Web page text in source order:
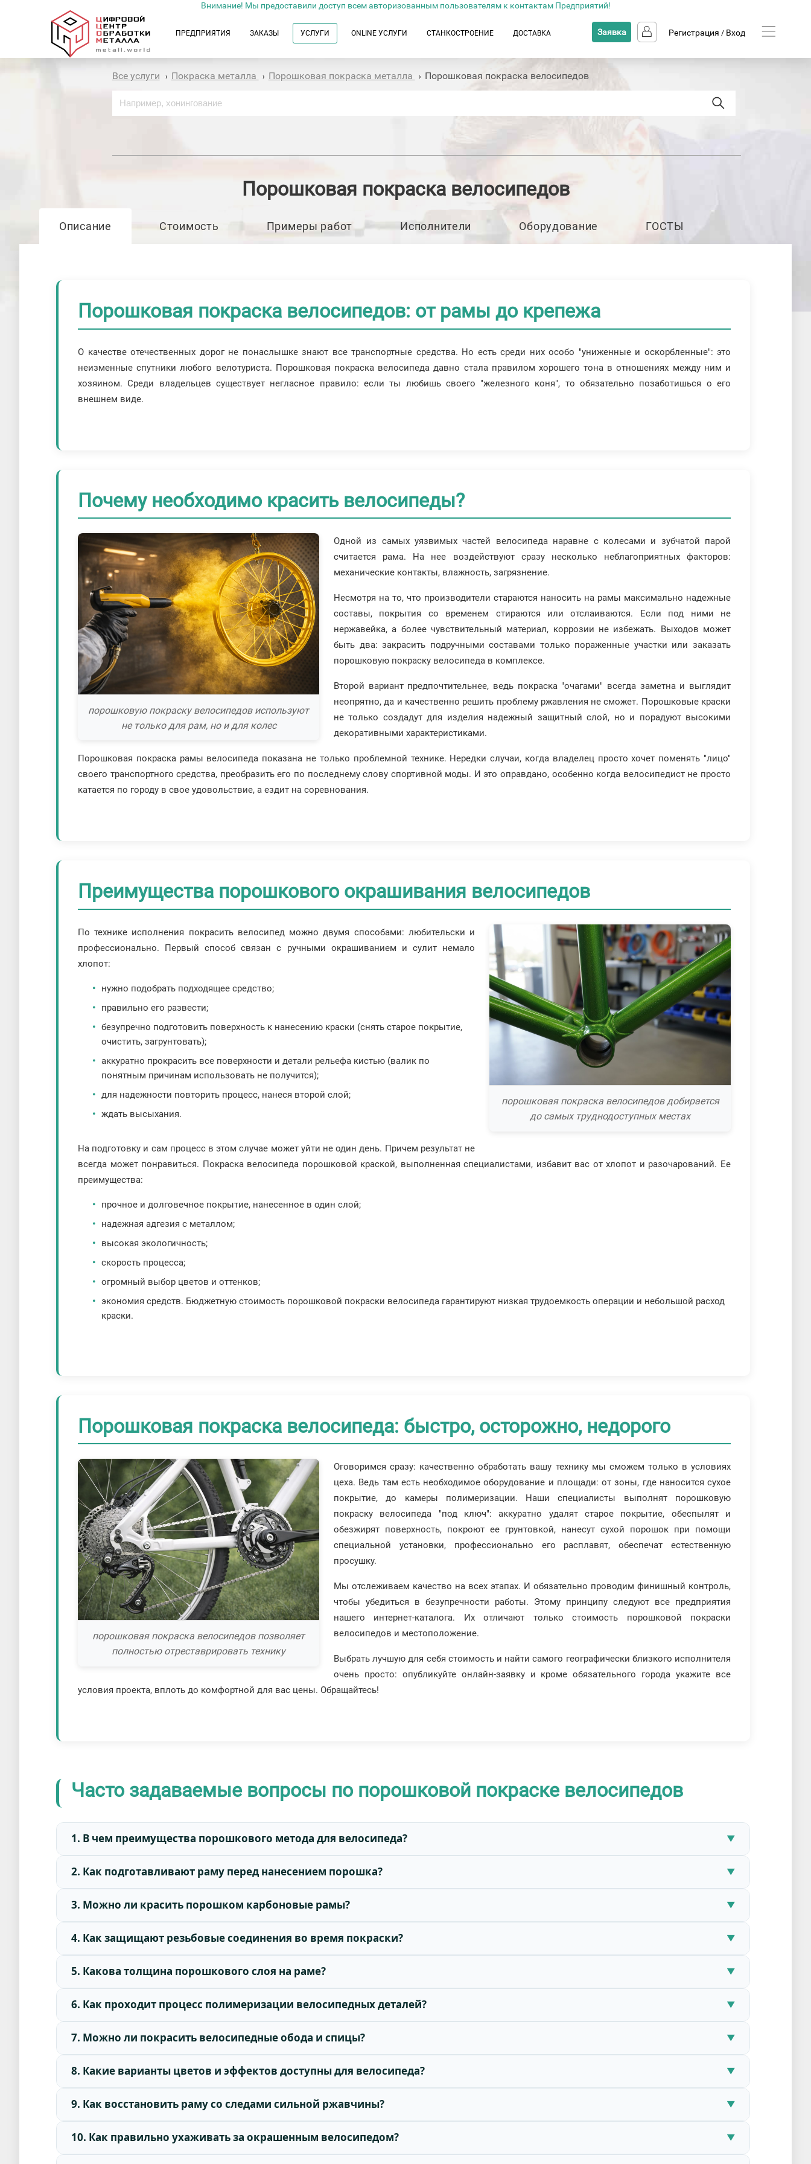
Внимание! Мы предоставили доступ всем авторизованным пользователям к контактам Предприятий!
ПРЕДПРИЯТИЯ ЗАКАЗЫ УСЛУГИ ONLINE УСЛУГИ СТАНКОСТРОЕНИЕ ДОСТАВКА Заявка Регистрация / Вход
Все услуги › Покраска металла › Порошковая покраска металла › Порошковая покраска велосипедов
Порошковая покраска велосипедов
Описание Стоимость Примеры работ Исполнители Оборудование ГОСТЫ
Порошковая покраска велосипедов: от рамы до крепежа
О качестве отечественных дорог не понаслышке знают все транспортные средства. Но есть среди них особо "униженные и оскорбленные": это
неизменные спутники любого велотуриста. Порошковая покраска велосипеда давно стала правилом хорошего тона в отношениях между ним и
хозяином. Среди владельцев существует негласное правило: если ты любишь своего "железного коня", то обязательно позаботишься о его
внешнем виде.
Почему необходимо красить велосипеды?
порошковую покраску велосипедов используют
не только для рам, но и для колес
Одной из самых уязвимых частей велосипеда наравне с колесами и зубчатой парой
считается рама. На нее воздействуют сразу несколько неблагоприятных факторов:
механические контакты, влажность, загрязнение.
Несмотря на то, что производители стараются наносить на рамы максимально надежные
составы, покрытия со временем стираются или отслаиваются. Если под ними не
нержавейка, а более чувствительный материал, коррозии не избежать. Выходов может
быть два: закрасить подручными составами только пораженные участки или заказать
порошковую покраску велосипеда в комплексе.
Второй вариант предпочтительнее, ведь покраска "очагами" всегда заметна и выглядит
неопрятно, да и качественно решить проблему ржавления не сможет. Порошковые краски
не только создадут для изделия надежный защитный слой, но и порадуют высокими
декоративными характеристиками.
Порошковая покраска рамы велосипеда показана не только проблемной технике. Нередки случаи, когда владелец просто хочет поменять "лицо"
своего транспортного средства, преобразить его по последнему слову спортивной моды. И это оправдано, особенно когда велосипедист не просто
катается по городу в свое удовольствие, а ездит на соревнования.
Преимущества порошкового окрашивания велосипедов
порошковая покраска велосипедов добирается
до самых труднодоступных местах
По технике исполнения покрасить велосипед можно двумя способами: любительски и
профессионально. Первый способ связан с ручными окрашиванием и сулит немало
хлопот:
нужно подобрать подходящее средство;
правильно его развести;
безупречно подготовить поверхность к нанесению краски (снять старое покрытие,
очистить, загрунтовать);
аккуратно прокрасить все поверхности и детали рельефа кистью (валик по
понятным причинам использовать не получится);
для надежности повторить процесс, нанеся второй слой;
ждать высыхания.
На подготовку и сам процесс в этом случае может уйти не один день. Причем результат не
всегда может понравиться. Покраска велосипеда порошковой краской, выполненная специалистами, избавит вас от хлопот и разочарований. Ее
преимущества:
прочное и долговечное покрытие, нанесенное в один слой;
надежная адгезия с металлом;
высокая экологичность;
скорость процесса;
огромный выбор цветов и оттенков;
экономия средств. Бюджетную стоимость порошковой покраски велосипеда гарантируют низкая трудоемкость операции и небольшой расход
краски.
Порошковая покраска велосипеда: быстро, осторожно, недорого
порошковая покраска велосипедов позволяет
полностью отреставрировать технику
Оговоримся сразу: качественно обработать вашу технику мы сможем только в условиях
цеха. Ведь там есть необходимое оборудование и площади: от зоны, где наносится сухое
покрытие, до камеры полимеризации. Наши специалисты выполнят порошковую
покраску велосипеда "под ключ": аккуратно удалят старое покрытие, обеспылят и
обезжирят поверхность, покроют ее грунтовкой, нанесут сухой порошок при помощи
специальной установки, профессионально его расплавят, обеспечат естественную
просушку.
Мы отслеживаем качество на всех этапах. И обязательно проводим финишный контроль,
чтобы убедиться в безупречности работы. Этому принципу следуют все предприятия
нашего интернет-каталога. Их отличают только стоимость порошковой покраски
велосипедов и местоположение.
Выбрать лучшую для себя стоимость и найти самого географически близкого исполнителя
очень просто: опубликуйте онлайн-заявку и кроме обязательного города укажите все
условия проекта, вплоть до комфортной для вас цены. Обращайтесь!
Часто задаваемые вопросы по порошковой покраске велосипедов
1. В чем преимущества порошкового метода для велосипеда?
2. Как подготавливают раму перед нанесением порошка?
3. Можно ли красить порошком карбоновые рамы?
4. Как защищают резьбовые соединения во время покраски?
5. Какова толщина порошкового слоя на раме?
6. Как проходит процесс полимеризации велосипедных деталей?
7. Можно ли покрасить велосипедные обода и спицы?
8. Какие варианты цветов и эффектов доступны для велосипеда?
9. Как восстановить раму со следами сильной ржавчины?
10. Как правильно ухаживать за окрашенным велосипедом?